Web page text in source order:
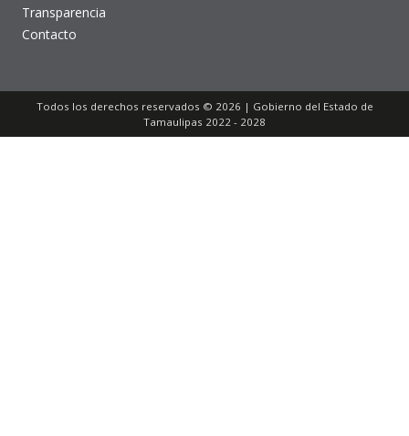
Transparencia
Contacto
Todos los derechos reservados © 2026 | Gobierno del Estado de
Tamaulipas 2022 - 2028